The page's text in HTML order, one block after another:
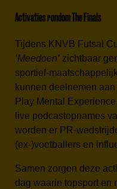
Activaties rondom The Finals
Tijdens KNVB Futsal
‘Meedoen’ zichtbaar
sportief-
kunnen deelnemen
Play Mental
live podcastopnames
worden er PR-
(ex-)voetballers en
Samen zorgen deze
dag waarin topsport en